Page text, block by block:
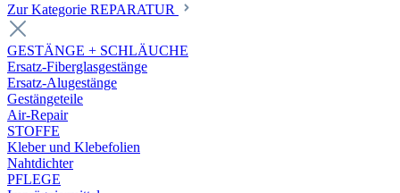
Zur Kategorie REPARATUR
GESTÄNGE + SCHLÄUCHE
Ersatz-Fiberglasgestänge
Ersatz-Alugestänge
Gestängeteile
Air-Repair
STOFFE
Kleber und Klebefolien
Nahtdichter
PFLEGE